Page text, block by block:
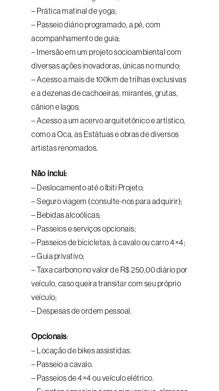
– Prática matinal de yoga;
– Passeio diário programado, a pé, com
acompanhamento de guia;
– Imersão em um projeto socioambiental com
diversas ações inovadoras, únicas no mundo;
– Acesso a mais de 100km de trilhas exclusivas
e a dezenas de cachoeiras, mirantes, grutas,
cânion e lagos;
– Acesso a um acervo arquitetônico e artístico,
como a Oca, as Estátuas e obras de diversos
artistas renomados.
Não inclui:
– Deslocamento até o Ibiti Projeto;
– Seguro viagem (consulte-nos para adquirir);
– Bebidas alcoólicas;
– Passeios e serviços opcionais;
– Passeios de bicicletas, à cavalo ou carro 4×4;
– Guia privativo;
– Taxa carbono no valor de R$ 250,00 diário por
veículo, caso queira transitar com seu próprio
veículo;
– Despesas de ordem pessoal.
Opcionais:
– Locação de bikes assistidas.
– Passeio a cavalo.
– Passeios de 4×4 ou veículo elétrico.